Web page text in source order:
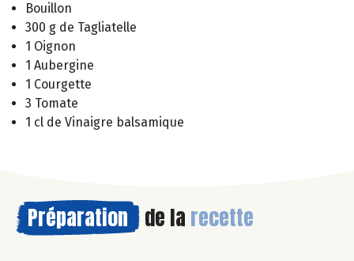
Bouillon
300 g de Tagliatelle
1 Oignon
1 Aubergine
1 Courgette
3 Tomate
1 cl de Vinaigre balsamique
Préparation de la recette